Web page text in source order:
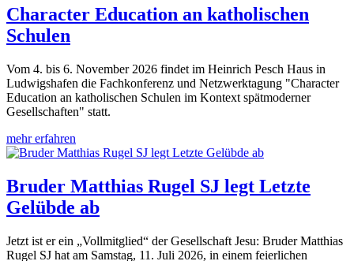
Character Education an katholischen
Schulen
Vom 4. bis 6. November 2026 findet im Heinrich Pesch Haus in
Ludwigshafen die Fachkonferenz und Netzwerktagung "Character
Education an katholischen Schulen im Kontext spätmoderner
Gesellschaften" statt.
mehr erfahren
Bruder Matthias Rugel SJ legt Letzte
Gelübde ab
Jetzt ist er ein „Vollmitglied“ der Gesellschaft Jesu: Bruder Matthias
Rugel SJ hat am Samstag, 11. Juli 2026, in einem feierlichen